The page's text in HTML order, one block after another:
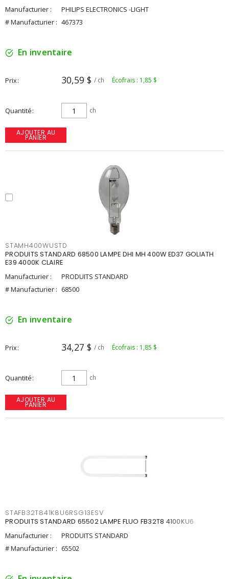
Manufacturier :
PHILIPS ELECTRONICS -LIGHT
# Manufacturier : 467373
En inventaire
Prix 30,59 $ / ch Écofrais : 1,85 $
Quantité ch
AJOUTER AU
PANIER
STAMH400WUSTD
PRODUITS STANDARD 68500 LAMPE DHI MH 400W ED37 GOLIATH
E39 4000K CLAIRE
Manufacturier :
PRODUITS STANDARD
# Manufacturier : 68500
En inventaire
Prix 34,27 $ / ch Écofrais : 1,85 $
Quantité ch
AJOUTER AU
PANIER
STAFB32T841K8U6RSG13ESV
PRODUITS STANDARD 65502 LAMPE FLUO FB32T8 4100KU6
Manufacturier :
PRODUITS STANDARD
# Manufacturier : 65502